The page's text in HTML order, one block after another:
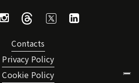
Contacts
Privacy Policy
Cookie Policy